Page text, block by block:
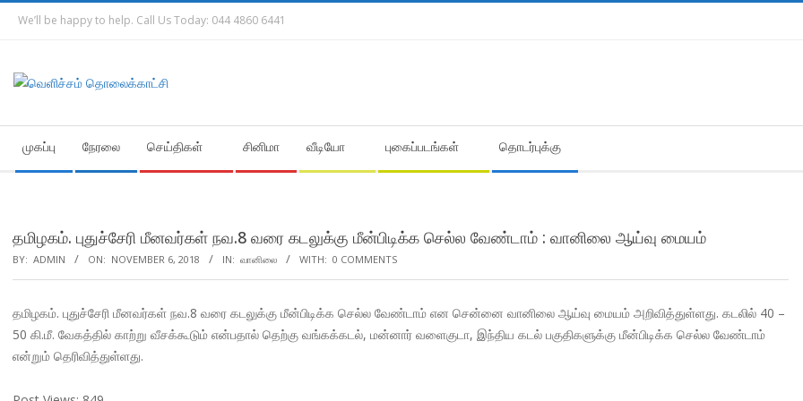
SkipWe’ll be happy to help. Call Us Today: 044 4860 6441
Navigation
Menu
முகப்பு நேரலை செய்திகள் சினிமா வீடியோ புகைப்படங்கள் தொடர்புக்கு
தமிழகம். புதுச்சேரி மீனவர்கள் நவ.8 வரை கடலுக்கு மீன்பிடிக்க செல்ல வேண்டாம் : வானிலை ஆய்வு மையம்
BY: ADMIN ON: NOVEMBER 6, 2018 IN: வானிலை WITH: 0 COMMENTS
தமிழகம். புதுச்சேரி மீனவர்கள் நவ.8 வரை கடலுக்கு மீன்பிடிக்க செல்ல வேண்டாம் என சென்னை வானிலை ஆய்வு மையம் அறிவித்துள்ளது. கடலில் 40 –
50 கி.மீ. வேகத்தில் காற்று வீசக்கூடும் என்பதால் தெற்கு வங்கக்கடல், மன்னார் வளைகுடா, இந்திய கடல் பகுதிகளுக்கு மீன்பிடிக்க செல்ல வேண்டாம்
என்றும் தெரிவித்துள்ளது.